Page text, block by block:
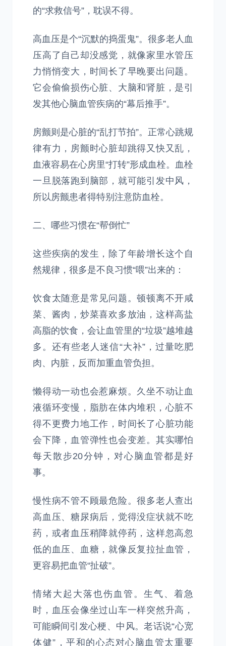
的“求救信号”，耽误不得。
高血压是个“沉默的捣蛋鬼”。很多老人血
压高了自己却没感觉，就像家里水管压
力悄悄变大，时间长了早晚要出问题。
它会偷偷损伤心脏、大脑和肾脏，是引
发其他心脑血管疾病的“幕后推手”。
房颤则是心脏的“乱打节拍”。正常心跳规
律有力，房颤时心脏却跳得又快又乱，
血液容易在心房里“打转”形成血栓。血栓
一旦脱落跑到脑部，就可能引发中风，
所以房颤患者得特别注意防血栓。
二、哪些习惯在“帮倒忙”
这些疾病的发生，除了年龄增长这个自
然规律，很多是不良习惯“喂”出来的：
饮食太随意是常见问题。顿顿离不开咸
菜、酱肉，炒菜喜欢多放油，这样高盐
高脂的饮食，会让血管里的“垃圾”越堆越
多。还有些老人迷信“大补”，过量吃肥
肉、内脏，反而加重血管负担。
懒得动一动也会惹麻烦。久坐不动让血
液循环变慢，脂肪在体内堆积，心脏不
得不更费力地工作，时间长了心脏功能
会下降，血管弹性也会变差。其实哪怕
每天散步20分钟，对心脑血管都是好
事。
慢性病不管不顾最危险。很多老人查出
高血压、糖尿病后，觉得没症状就不吃
药，或者血压稍降就停药，这样忽高忽
低的血压、血糖，就像反复拉扯血管，
更容易把血管“扯破”。
情绪大起大落也伤血管。生气、着急
时，血压会像坐过山车一样突然升高，
可能瞬间引发心梗、中风。老话说“心宽
体健”，平和的心态对心脑血管太重要